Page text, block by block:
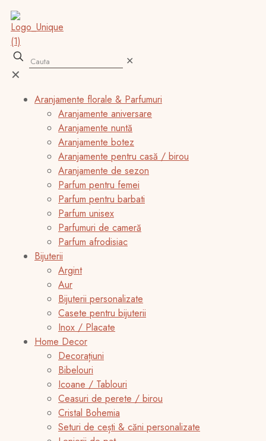
✕
✕
Aranjamente florale & Parfumuri
Aranjamente aniversare
Aranjamente nuntă
Aranjamente botez
Aranjamente pentru casă / birou
Aranjamente de sezon
Parfum pentru femei
Parfum pentru barbati
Parfum unisex
Parfumuri de cameră
Parfum afrodisiac
Bijuterii
Argint
Aur
Bijuterii personalizate
Casete pentru bijuterii
Inox / Placate
Home Decor
Decorațiuni
Bibelouri
Icoane / Tablouri
Ceasuri de perete / birou
Cristal Bohemia
Seturi de cești & căni personalizate